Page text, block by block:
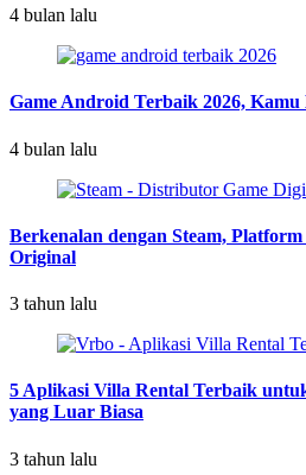
4 bulan lalu
Game Android Terbaik 2026, Kamu
4 bulan lalu
Berkenalan dengan Steam,
Original
3 tahun lalu
5 Aplikasi Villa Rental Terbaik
yang Luar Biasa
3 tahun lalu